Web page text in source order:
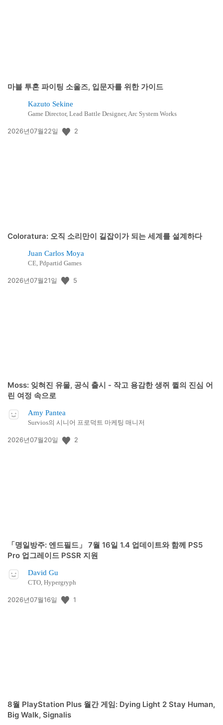
마블 투혼 파이팅 소울즈, 입문자를 위한 가이드
Kazuto Sekine
Game Director, Lead Battle Designer, Arc System Works
공
2026년07월22일 2
Coloratura: 오직 소리만이 길잡이가 되는 세계를 설계하다
Juan Carlos Moya
CE, Pdpartid Games
공
2026년07월21일 5
Moss: 잊혀진 유물, 공식 출시 - 작고 용감한 생쥐 퀼의 진심 어
린 여정 속으로
Amy Pantea
Survios의 시니어 프로덕트 마케팅 매니저
공
2026년07월20일 2
「명일방주: 엔드필드」 7월 16일 1.4 업데이트와 함께 PS5
Pro 업그레이드 PSSR 지원
David Gu
CTO, Hypergryph
공
2026년07월16일 1
8월 PlayStation Plus 월간 게임: Dying Light 2 Stay Human,
Big Walk, Signalis